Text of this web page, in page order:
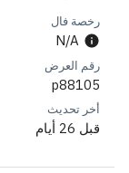
رخصة فال
N/A
رقم العرض
p88105
أخر تحديث
قبل 26 أيام